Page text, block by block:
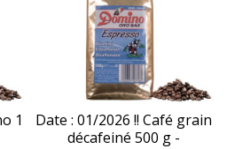
1
Date : 01/2026 !! Café grain
décafeiné 500 g -